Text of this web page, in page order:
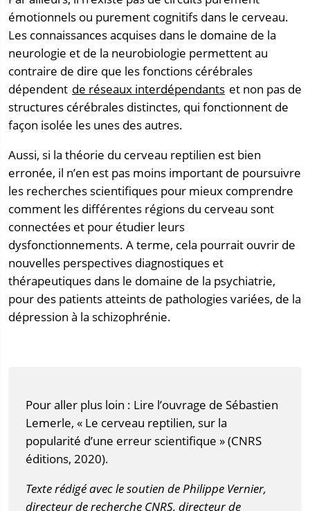
émotionnels ou purement cognitifs dans le cerveau.
Les connaissances acquises dans le domaine de la
neurologie et de la neurobiologie permettent au
contraire de dire que les fonctions cérébrales
dépendent de réseaux interdépendants et non pas de
structures cérébrales distinctes, qui fonctionnent de
façon isolée les unes des autres.
Aussi, si la théorie du cerveau reptilien est bien
erronée, il n’en est pas moins important de poursuivre
les recherches scientifiques pour mieux comprendre
comment les différentes régions du cerveau sont
connectées et pour étudier leurs
dysfonctionnements. A terme, cela pourrait ouvrir de
nouvelles perspectives diagnostiques et
thérapeutiques dans le domaine de la psychiatrie,
pour des patients atteints de pathologies variées, de la
dépression à la schizophrénie.
Pour aller plus loin : Lire l’ouvrage de Sébastien
Lemerle, « Le cerveau reptilien, sur la
popularité d’une erreur scientifique » (CNRS
éditions, 2020).
Texte rédigé avec le soutien de Philippe Vernier,
directeur de recherche CNRS, directeur de